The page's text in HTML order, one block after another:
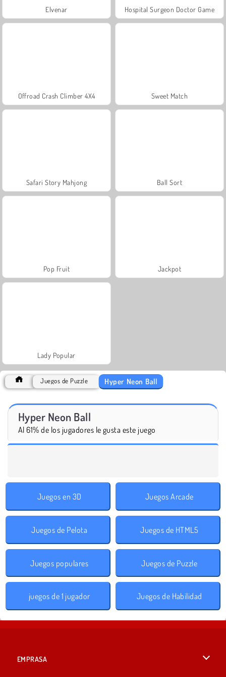
Elvenar Hospital Surgeon Doctor Game
Offroad Crash Climber 4X4 Sweet Match
Safari Story Mahjong Ball Sort
Pop Fruit Jackpot
Lady Popular
Juegos de Puzzle Hyper Neon Ball
Hyper Neon Ball
Al 61% de los jugadores le gusta este juego
Juegos en 3D Juegos Arcade
Juegos de Pelota Juegos de HTML5
Juegos populares Juegos de Puzzle
juegos de 1 jugador Juegos de Habilidad
EMPRASA